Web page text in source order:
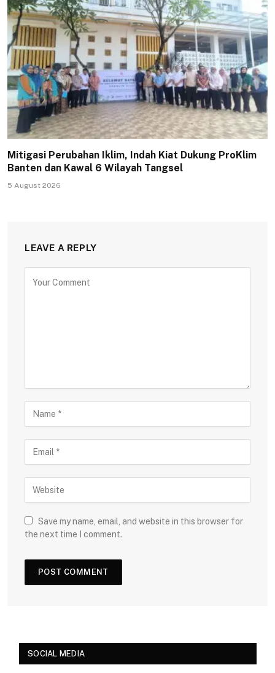
Mitigasi Perubahan Iklim, Indah Kiat Dukung ProKlim
Banten dan Kawal 6 Wilayah Tangsel
5 August 2026
LEAVE A REPLY
Save my name, email, and website in this browser for
the next time I comment.
SOCIAL MEDIA